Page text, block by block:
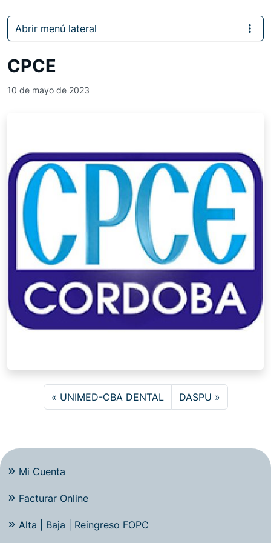
CPCE
10 de mayo de 2023
UNIMED-CBA DENTAL DASPU
Abrir menú lateral
Mi Cuenta
Facturar Online
Alta | Baja | Reingreso FOPC